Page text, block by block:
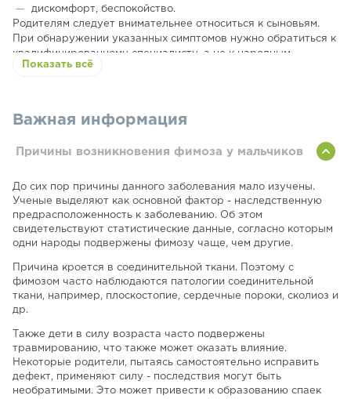
дискомфорт, беспокойство.
Родителям следует внимательнее относиться к сыновьям.
При обнаружении указанных симптомов нужно обратиться к
квалифицированному специалисту, а не к народным
средствам из интернета. Только врач может поставить
Показать всё
Важная информация
Причины возникновения фимоза у мальчиков
До сих пор причины данного заболевания мало изучены.
Ученые выделяют как основной фактор - наследственную
предрасположенность к заболеванию. Об этом
свидетельствуют статистические данные, согласно которым
одни народы подвержены фимозу чаще, чем другие.
Причина кроется в соединительной ткани. Поэтому с
фимозом часто наблюдаются патологии соединительной
ткани, например, плоскостопие, сердечные пороки, сколиоз и
др.
Также дети в силу возраста часто подвержены
травмированию, что также может оказать влияние.
Некоторые родители, пытаясь самостоятельно исправить
дефект, применяют силу - последствия могут быть
необратимыми. Это может привести к образованию спаек